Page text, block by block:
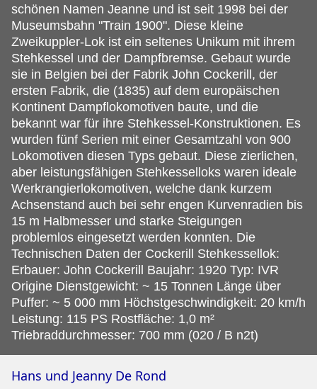
schönen Namen Jeanne und ist seit 1998 bei der
Museumsbahn "Train 1900". Diese kleine
Zweikuppler-Lok ist ein seltenes Unikum mit ihrem
Stehkessel und der Dampfbremse. Gebaut wurde
sie in Belgien bei der Fabrik John Cockerill, der
ersten Fabrik, die (1835) auf dem europäischen
Kontinent Dampflokomotiven baute, und die
bekannt war für ihre Stehkessel-Konstruktionen. Es
wurden fünf Serien mit einer Gesamtzahl von 900
Lokomotiven diesen Typs gebaut. Diese zierlichen,
aber leistungsfähigen Stehkesselloks waren ideale
Werkrangierlokomotiven, welche dank kurzem
Achsenstand auch bei sehr engen Kurvenradien bis
15 m Halbmesser und starke Steigungen
problemlos eingesetzt werden konnten. Die
Technischen Daten der Cockerill Stehkessellok:
Erbauer: John Cockerill Baujahr: 1920 Typ: IVR
Origine Dienstgewicht: ~ 15 Tonnen Länge über
Puffer: ~ 5 000 mm Höchstgeschwindigkeit: 20 km/h
Leistung: 115 PS Rostfläche: 1,0 m²
Triebraddurchmesser: 700 mm (020 / B n2t)
Hans und Jeanny De Rond